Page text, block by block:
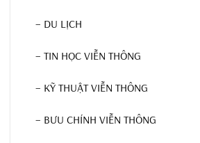
– DU LỊCH
– TIN HỌC VIỄN THÔNG
– KỸ THUẬT VIỄN THÔNG
– BƯU CHÍNH VIỄN THÔNG